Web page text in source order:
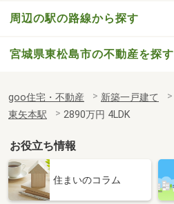
周辺の駅の路線から探す
宮城県東松島市の不動産を探す
goo住宅・不動産 新築一戸建て
東矢本駅
2890万円 4LDK
お役立ち情報
住まいのコラム